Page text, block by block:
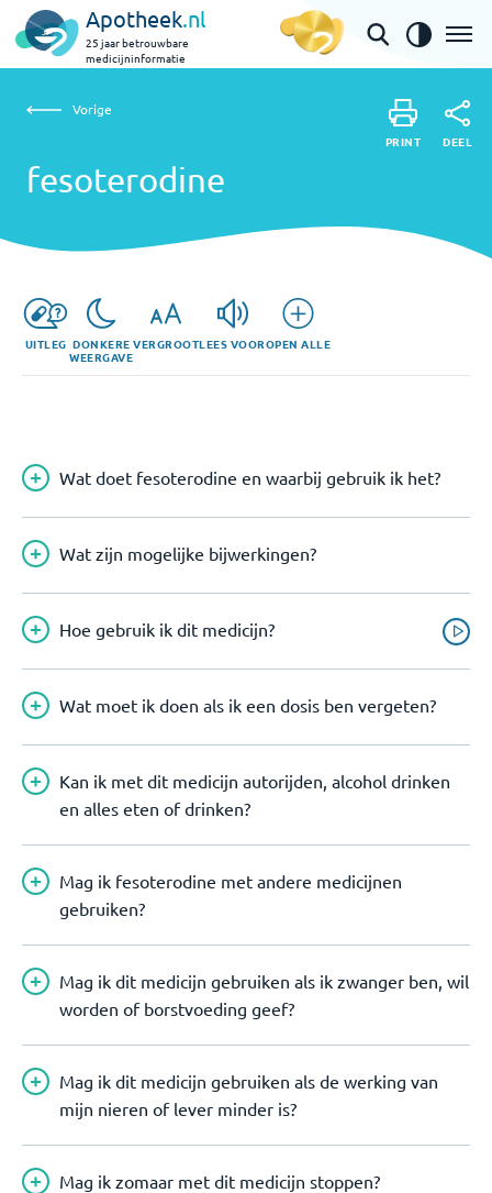
Apotheek.nl
25 jaar betrouwbare
medicijninformatie
fesoterodine
Vorige
fesoterodine
PRINT DEEL
UITLEG DONKERE
WEERGAVE
VERGROOTLEES VOOROPEN ALLE
Wat doet fesoterodine en waarbij gebruik ik het?
Wat zijn mogelijke bijwerkingen?
Hoe gebruik ik dit medicijn?
Wat moet ik doen als ik een dosis ben vergeten?
Kan ik met dit medicijn autorijden, alcohol drinken
en alles eten of drinken?
Mag ik fesoterodine met andere medicijnen
gebruiken?
Mag ik dit medicijn gebruiken als ik zwanger ben, wil
worden of borstvoeding geef?
Mag ik dit medicijn gebruiken als de werking van
mijn nieren of lever minder is?
Mag ik zomaar met dit medicijn stoppen?